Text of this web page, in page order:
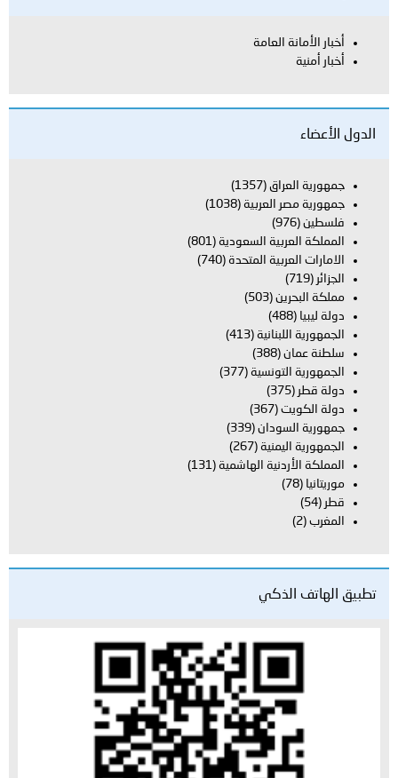
أخبار الأمانة العامة
أخبار أمنية
الدول الأعضاء
جمهورية العراق (1357)
جمهورية مصر العربية (1038)
فلسطين (976)
المملكة العربية السعودية (801)
الامارات العربية المتحدة (740)
الجزائر (719)
مملكة البحرين (503)
دولة ليبيا (488)
الجمهورية اللبنانية (413)
سلطنة عمان (388)
الجمهورية التونسية (377)
دولة قطر (375)
دولة الكويت (367)
جمهورية السودان (339)
الجمهورية اليمنية (267)
المملكة الأردنية الهاشمية (131)
موريتانيا (78)
قطر (54)
المغرب (2)
تطبيق الهاتف الذكي